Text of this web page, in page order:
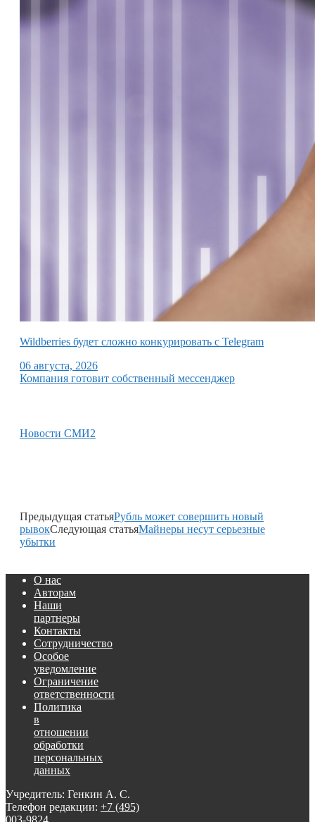
Wildberries будет сложно конкурировать с Telegram
06 августа, 2026
Компания готовит собственный мессенджер
Новости СМИ2
Предыдущая статьяРубль может совершить новый
рывокСледующая статьяМайнеры несут серьезные
убытки
О нас
Авторам
Наши
партнеры
Контакты
Сотрудничество
Особое
уведомление
Ограничение
ответственности
Политика
в
отношении
обработки
персональных
данных
Учредитель: Генкин А. С.
Телефон редакции: +7 (495)
003-9824